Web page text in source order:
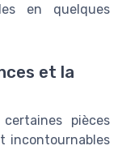
en quelques
et la
pièces
incontournables